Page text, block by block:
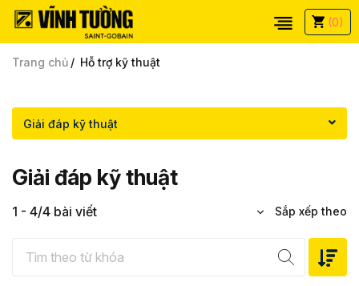
(0)
Trang chủ Hỗ trợ kỹ thuật
Giải đáp kỹ thuật
Giải đáp kỹ thuật
1 - 4/4 bài viết Sắp xếp theo